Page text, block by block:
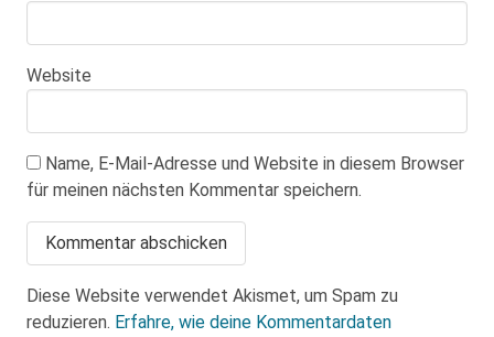
Website
Name, E-Mail-Adresse und Website in diesem Browser
für meinen nächsten Kommentar speichern.
Diese Website verwendet Akismet, um Spam zu
reduzieren. Erfahre, wie deine Kommentardaten